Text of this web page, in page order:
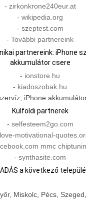
- zirkonkrone240eur.at
- wikipedia.org
- szeptest.com
- További partnereink
partnereink: iPhone
akkumulátor csere
- ionstore.hu
- kiadoszobak.hu
iPhone
Külföldi partnerek
- selfesteem2go.com
motivational-
mmc
- synthasite.com
a következő
Miskolc, Pécs,